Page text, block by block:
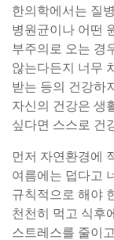
한의학에서는 질
병원균이나 어떤
부주의로 오는 경
않는다든지 너무
받는 등의 건강하
자신의 건강은 생
싶다면 스스로 건
먼저 자연환경에
여름에는 덥다고
규칙적으로 해야
천천히 먹고 식후
스트레스를 줄이